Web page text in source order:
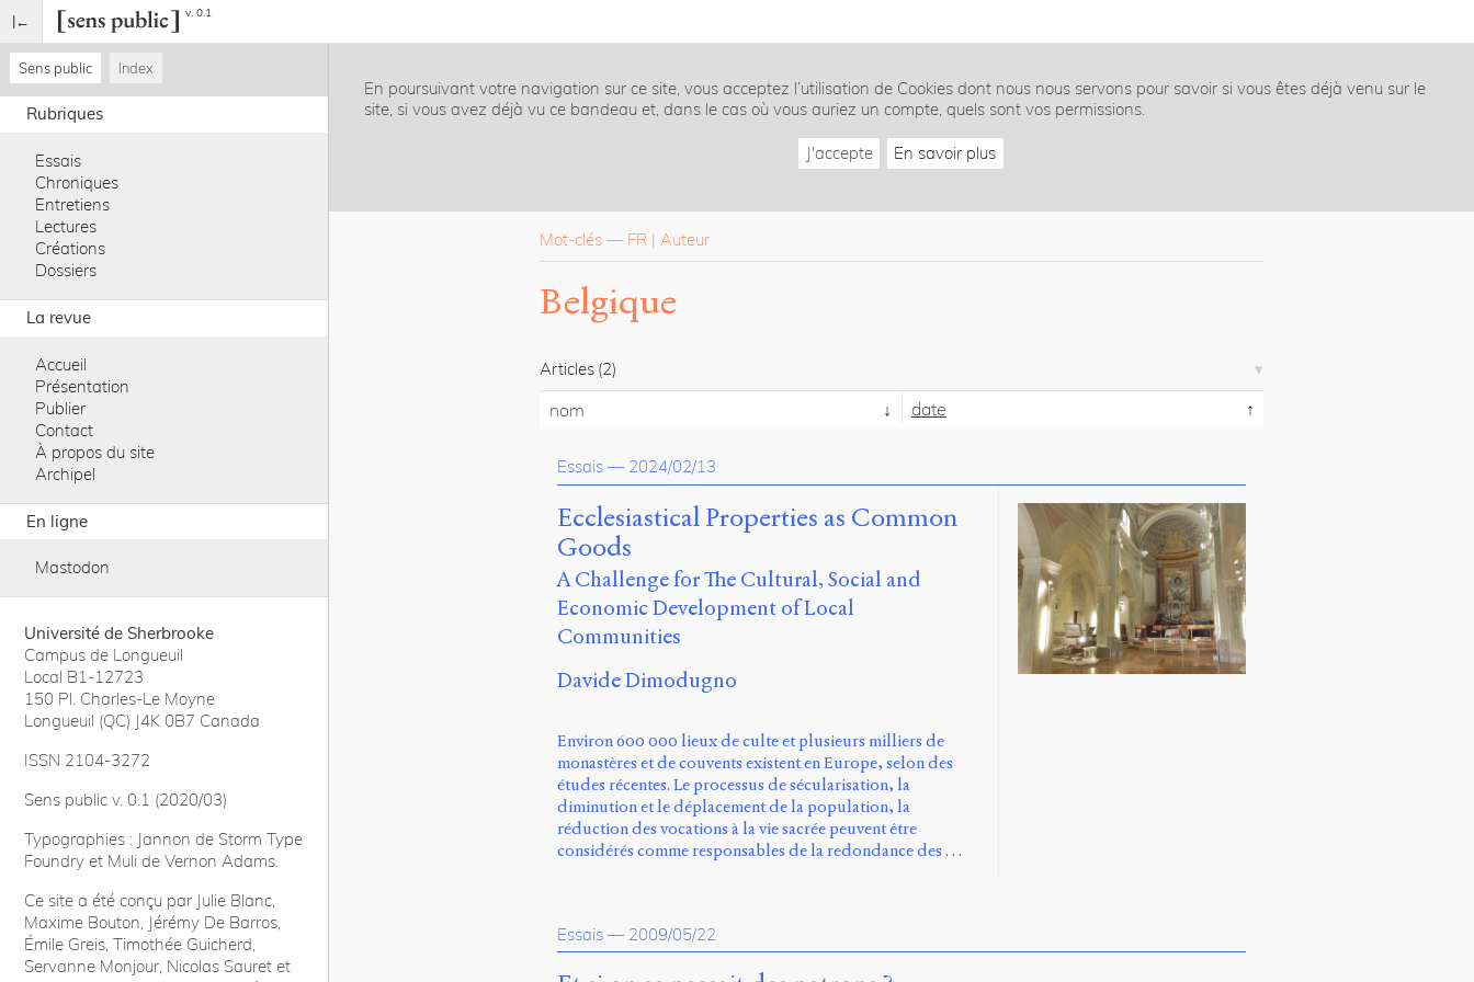
v. 0.1
Sens public Index
Rubriques
Essais
Chroniques
Entretiens
Lectures
Créations
Dossiers
La revue
Accueil
Présentation
Publier
Contact
À propos du site
Archipel
En ligne
Mastodon
Université de Sherbrooke
Campus de Longueuil
Local B1-12723
150 Pl. Charles-Le Moyne
Longueuil (QC) J4K 0B7 Canada
ISSN 2104-3272
Sens public v. 0.1 (2020/03)
Typographies : Jannon de Storm Type
Foundry et Muli de Vernon Adams.
Ce site a été conçu par Julie Blanc,
Maxime Bouton, Jérémy De Barros,
Émile Greis, Timothée Guicherd,
Servanne Monjour, Nicolas Sauret et
En poursuivant votre navigation sur ce site, vous acceptez l’utilisation de Cookies dont nous nous servons pour savoir si vous êtes déjà venu sur le
site, si vous avez déjà vu ce bandeau et, dans le cas où vous auriez un compte, quels sont vos permissions.
J'accepte En savoir plus
Mot-clés — FR Auteur
Belgique
Articles (2)
nom date
Essais — 2024/02/13
Ecclesiastical Properties as Common
Goods
A Challenge for The Cultural, Social and
Economic Development of Local
Communities
Davide Dimodugno
Environ 600 000 lieux de culte et plusieurs milliers de
monastères et de couvents existent en Europe, selon des
études récentes. Le processus de sécularisation, la
diminution et le déplacement de la population, la
réduction des vocations à la vie sacrée peuvent être
considérés comme responsables de la redondance des …
Essais — 2009/05/22